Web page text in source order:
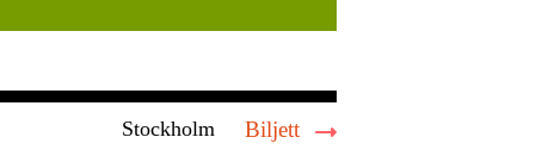
Stockholm Biljett